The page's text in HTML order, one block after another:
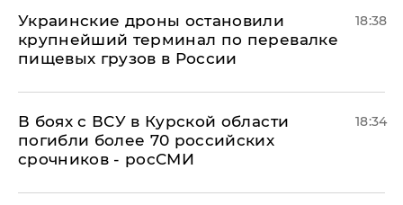
Украинские дроны остановили
крупнейший терминал по перевалке
пищевых грузов в России
18:38
В боях с ВСУ в Курской области
погибли более 70 российских
срочников - росСМИ
18:34